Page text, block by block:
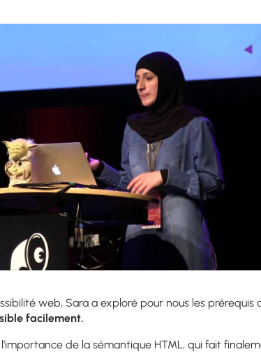
web, Sara a exploré pour nous les prérequis
facilement.
de la sémantique HTML, qui fait